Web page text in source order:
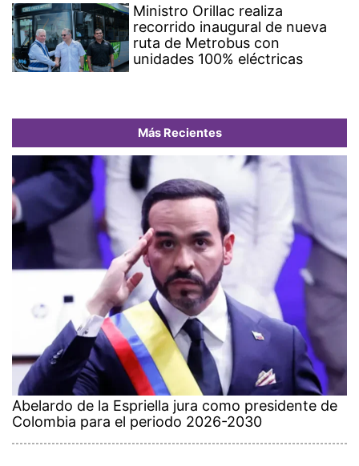
Ministro Orillac realiza
recorrido inaugural de nueva
ruta de Metrobus con
unidades 100% eléctricas
Más Recientes
Abelardo de la Espriella jura como presidente de
Colombia para el periodo 2026-2030